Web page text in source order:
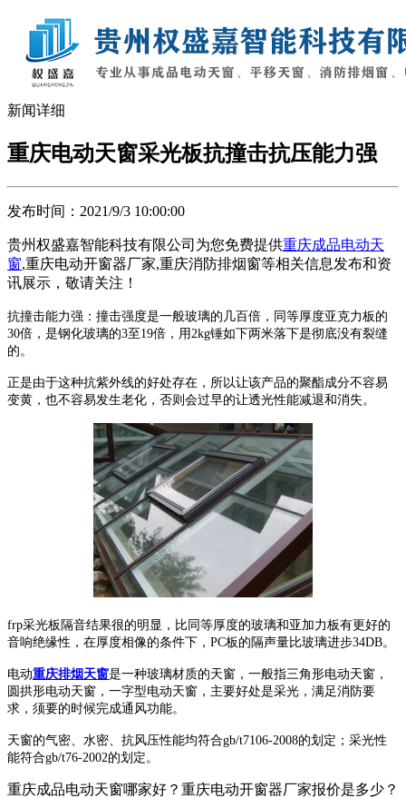
新闻详细
重庆电动天窗采光板抗撞击抗压能力强
发布时间：2021/9/3 10:00:00
贵州权盛嘉智能科技有限公司为您免费提供重庆成品电动天
窗,重庆电动开窗器厂家,重庆消防排烟窗等相关信息发布和资
讯展示，敬请关注！
抗撞击能力强：撞击强度是一般玻璃的几百倍，同等厚度亚克力板的
30倍，是钢化玻璃的3至19倍，用2kg锤如下两米落下是彻底没有裂缝
的。
正是由于这种抗紫外线的好处存在，所以让该产品的聚酯成分不容易
变黄，也不容易发生老化，否则会过早的让透光性能减退和消失。
frp采光板隔音结果很的明显，比同等厚度的玻璃和亚加力板有更好的
音响绝缘性，在厚度相像的条件下，PC板的隔声量比玻璃进步34DB。
电动重庆排烟天窗是一种玻璃材质的天窗，一般指三角形电动天窗，
圆拱形电动天窗，一字型电动天窗，主要好处是采光，满足消防要
求，须要的时候完成通风功能。
天窗的气密、水密、抗风压性能均符合gb/t7106-2008的划定；采光性
能符合gb/t76-2002的划定。
重庆成品电动天窗哪家好？重庆电动开窗器厂家报价是多少？